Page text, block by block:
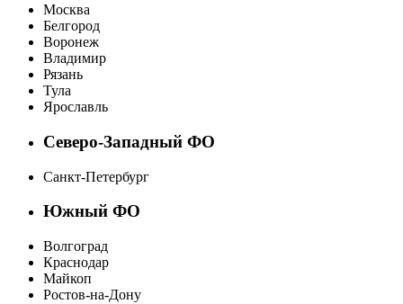
Москва
Белгород
Воронеж
Владимир
Рязань
Тула
Ярославль
Северо-Западный ФО
Санкт-Петербург
Южный ФО
Волгоград
Краснодар
Майкоп
Ростов-на-Дону